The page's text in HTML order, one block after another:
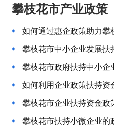
攀枝花市产业政策
如何通过惠企政策助力攀
攀枝花市中小企业发展
攀枝花市政府扶持中小
如何利用企业政策扶持资
攀枝花市企业扶持资金
攀枝花市扶持小微企业